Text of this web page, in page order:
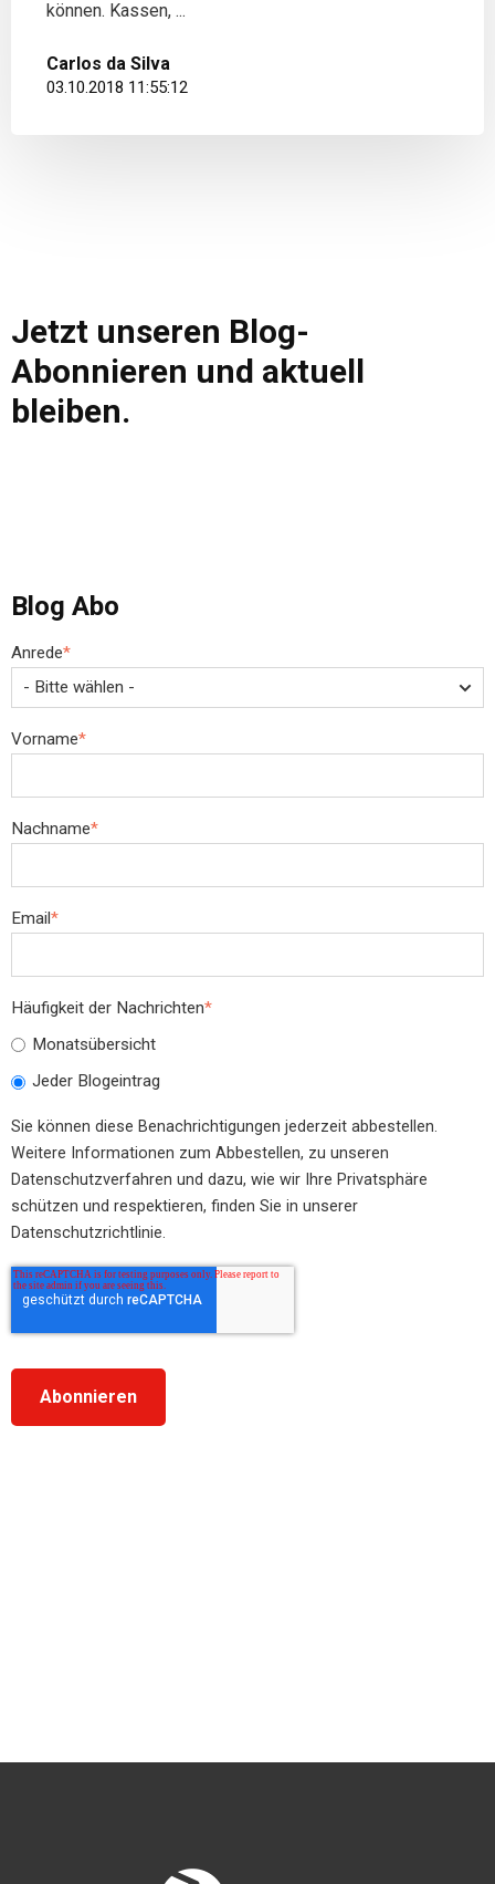
können. Kassen, ...
Carlos da Silva
03.10.2018 11:55:12
Jetzt unseren Blog-
Abonnieren und aktuell
bleiben.
Blog Abo
Anrede*
Vorname*
Nachname*
Email*
Häufigkeit der Nachrichten*
Monatsübersicht
Jeder Blogeintrag
Sie können diese Benachrichtigungen jederzeit abbestellen.
Weitere Informationen zum Abbestellen, zu unseren
Datenschutzverfahren und dazu, wie wir Ihre Privatsphäre
schützen und respektieren, finden Sie in unserer
Datenschutzrichtlinie.